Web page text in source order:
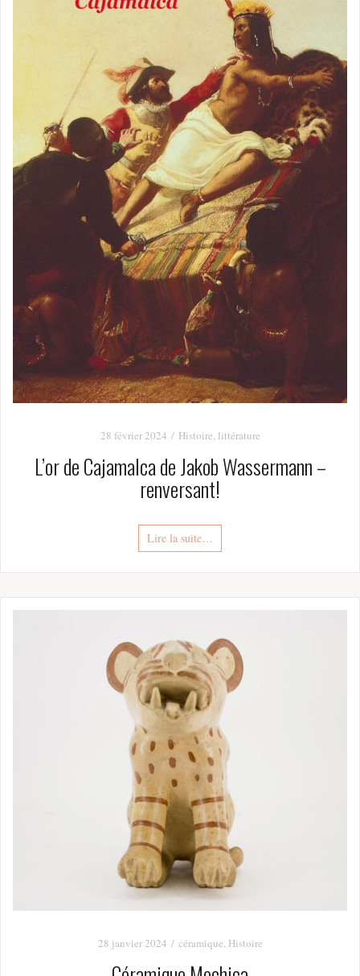
28 février 2024 Histoire littérature
L’or de Cajamalca de Jakob Wassermann –
renversant!
Lire la suite…
28 janvier 2024 céramique, Histoire